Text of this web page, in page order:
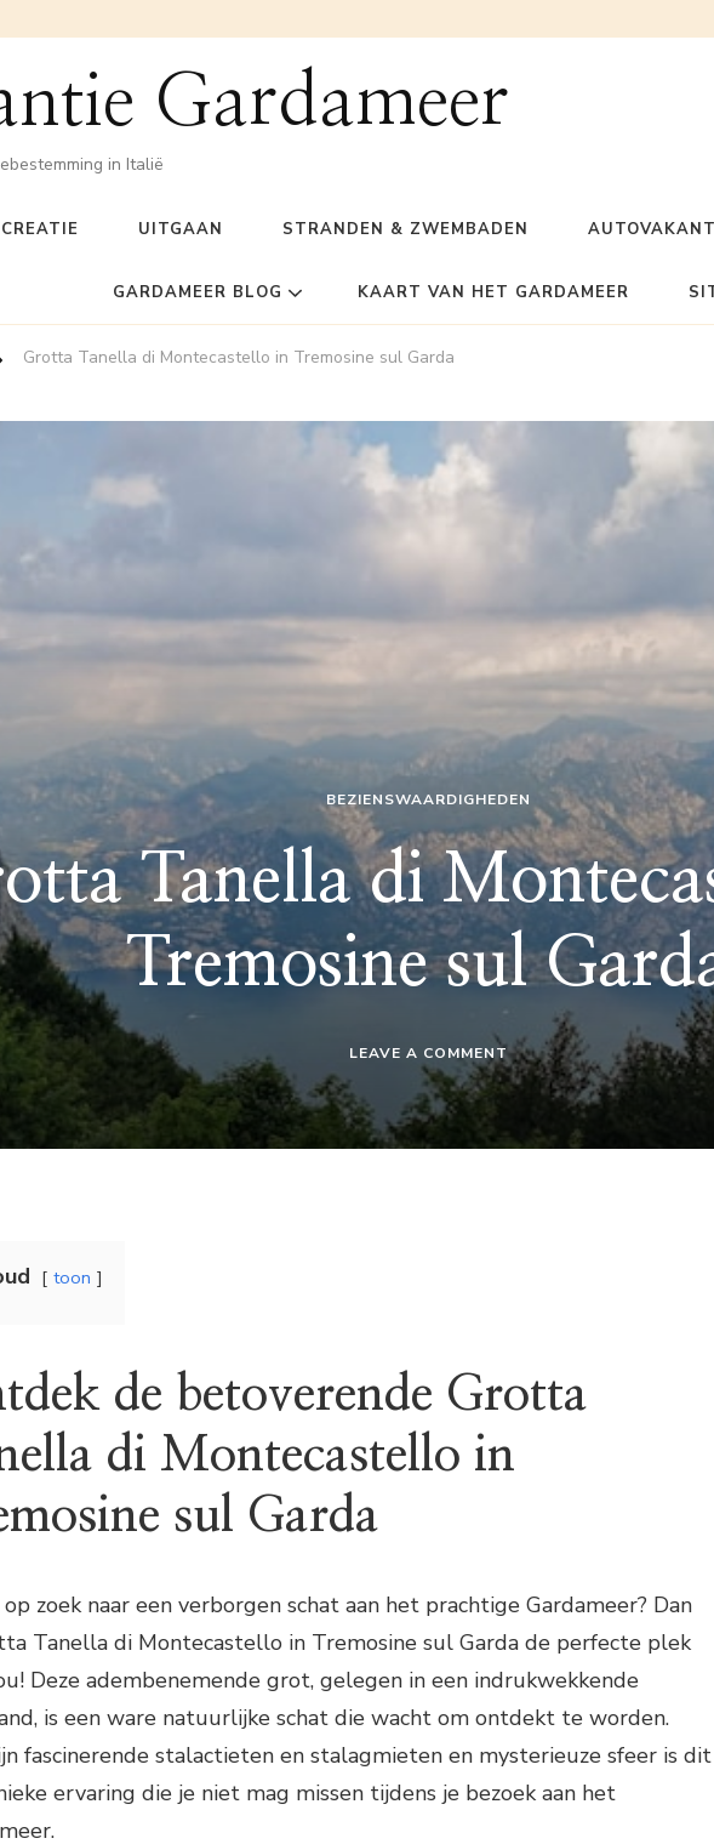
Gardameer
in Italië
UITGAAN STRANDEN & ZWEMBADEN
GARDAMEER BLOG KAART VAN HET GARDAMEER
Grotta Tanella di Montecastello in Tremosine sul Garda
BEZIENSWAARDIGHEDEN
Tanella di
Tremosine sul
LEAVE A COMMENTON
GROTTA
TANELLA
MONTECASTELLO
IN
toon
de betoverende Grotta
di Montecastello in
sul Garda
op zoek naar een verborgen schat aan het prachtige Gardameer? Dan
Tanella di Montecastello in Tremosine sul Garda de perfecte plek
Deze adembenemende grot, gelegen in een indrukwekkende
is een ware natuurlijke schat die wacht om ontdekt te worden.
fascinerende stalactieten en stalagmieten en mysterieuze sfeer is dit
ervaring die je niet mag missen tijdens je bezoek aan het